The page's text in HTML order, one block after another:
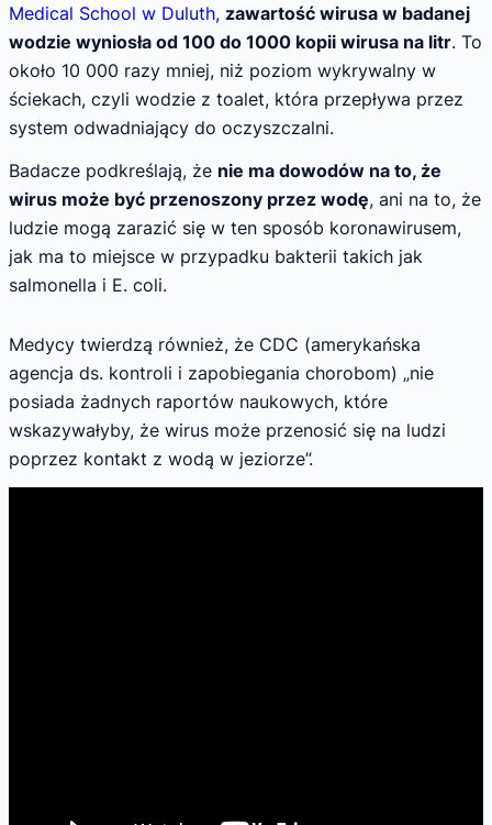
Medical School w Duluth, zawartość wirusa w badanej
wodzie wyniosła od 100 do 1000 kopii wirusa na litr. To
około 10 000 razy mniej, niż poziom wykrywalny w
ściekach, czyli wodzie z toalet, która przepływa przez
system odwadniający do oczyszczalni.
Badacze podkreślają, że nie ma dowodów na to, że
wirus może być przenoszony przez wodę, ani na to, że
ludzie mogą zarazić się w ten sposób koronawirusem,
jak ma to miejsce w przypadku bakterii takich jak
salmonella i E. coli.
Medycy twierdzą również, że CDC (amerykańska
agencja ds. kontroli i zapobiegania chorobom) „nie
posiada żadnych raportów naukowych, które
wskazywałyby, że wirus może przenosić się na ludzi
poprzez kontakt z wodą w jeziorze”.